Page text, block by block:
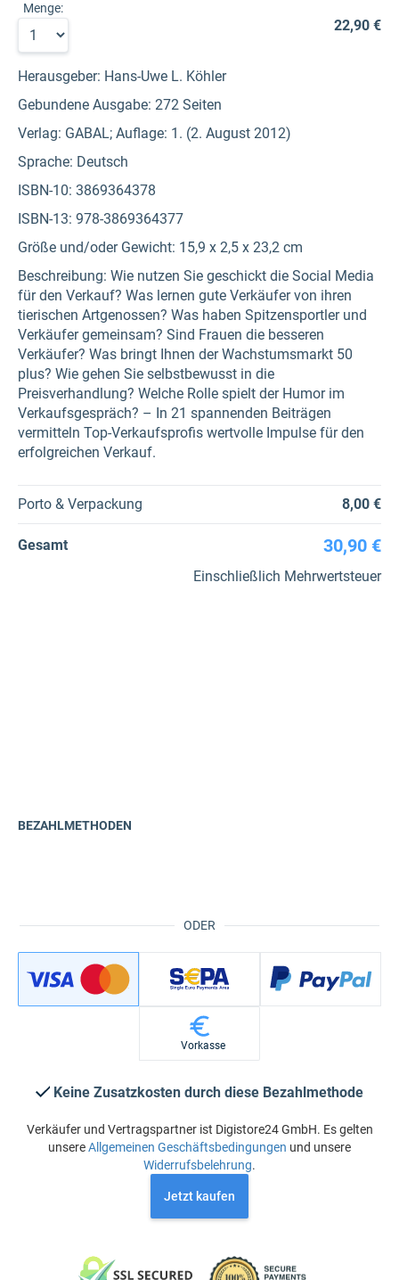
Menge:
22,90 €
Herausgeber: Hans-Uwe L. Köhler
Gebundene Ausgabe: 272 Seiten
Verlag: GABAL; Auflage: 1. (2. August 2012)
Sprache: Deutsch
ISBN-10: 3869364378
ISBN-13: 978-3869364377
Größe und/oder Gewicht: 15,9 x 2,5 x 23,2 cm
Beschreibung: Wie nutzen Sie geschickt die Social Media
für den Verkauf? Was lernen gute Verkäufer von ihren
tierischen Artgenossen? Was haben Spitzensportler und
Verkäufer gemeinsam? Sind Frauen die besseren
Verkäufer? Was bringt Ihnen der Wachstumsmarkt 50
plus? Wie gehen Sie selbstbewusst in die
Preisverhandlung? Welche Rolle spielt der Humor im
Verkaufsgespräch? – In 21 spannenden Beiträgen
vermitteln Top-Verkaufsprofis wertvolle Impulse für den
erfolgreichen Verkauf.
Porto & Verpackung 8,00 €
Gesamt 30,90 €
Einschließlich Mehrwertsteuer
ODER
BEZAHLMETHODEN
Vorkasse
Keine Zusatzkosten durch diese Bezahlmethode
Verkäufer und Vertragspartner ist Digistore24 GmbH. Es gelten
unsereAllgemeinen Geschäftsbedingungen und unsere
Widerrufsbelehrung.
Jetzt kaufen